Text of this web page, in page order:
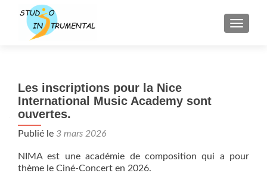
Les inscriptions pour la Nice
International Music Academy sont
ouvertes.
Publié le 3 mars 2026
NIMA est une académie de composition qui a pour
thème le Ciné-Concert en 2026.